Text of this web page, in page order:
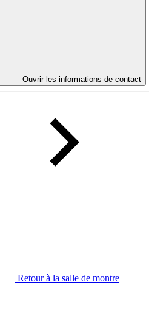
Ouvrir les informations de contact
Retour à la salle de montre